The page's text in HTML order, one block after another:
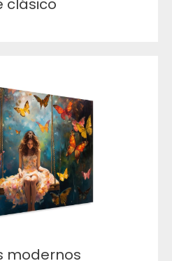
clásico
modernos